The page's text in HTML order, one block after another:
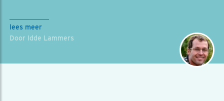
lees meer
Door Idde Lammers